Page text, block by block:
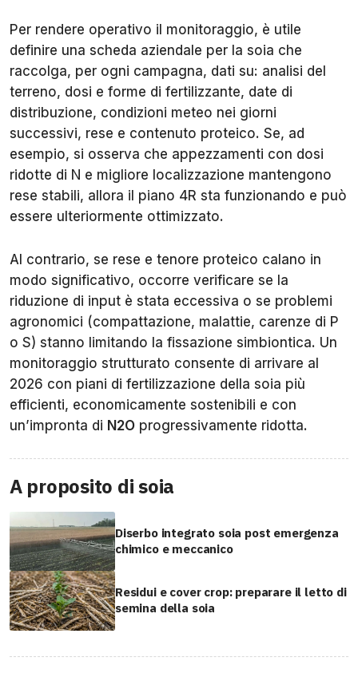
Per rendere operativo il monitoraggio, è utile
definire una scheda aziendale per la soia che
raccolga, per ogni campagna, dati su: analisi del
terreno, dosi e forme di fertilizzante, date di
distribuzione, condizioni meteo nei giorni
successivi, rese e contenuto proteico. Se, ad
esempio, si osserva che appezzamenti con dosi
ridotte di N e migliore localizzazione mantengono
rese stabili, allora il piano 4R sta funzionando e può
essere ulteriormente ottimizzato.
Al contrario, se rese e tenore proteico calano in
modo significativo, occorre verificare se la
riduzione di input è stata eccessiva o se problemi
agronomici (compattazione, malattie, carenze di P
o S) stanno limitando la fissazione simbiontica. Un
monitoraggio strutturato consente di arrivare al
2026 con piani di fertilizzazione della soia più
efficienti, economicamente sostenibili e con
un’impronta di N2O progressivamente ridotta.
A proposito di soia
Diserbo integrato soia post emergenza
chimico e meccanico
Residui e cover crop: preparare il letto di
semina della soia